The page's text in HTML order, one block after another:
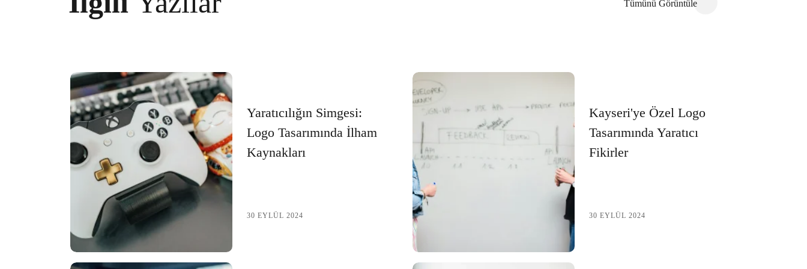
Yeni Trend Logo Tasarımı: Markanızı Öne Çıkaran Detaylar
Gölgelendirilmiş Logo Tasarımı: Markanızı Öne Çıkaran Detaylar
Serif Logo Tasarımı: Markanızı Güçlendirmenin Yolu
Muğla E-Ticaret Logo Tasarımı: Markanızı Öne Çıkaran Logo Tasarımı Nasıl Yapılır?
Web Tasarım ve Logo Oluşturma: Markanızı İnternetin Zirvesine Taşıyın
Giresun Web Tasarım Logo: Markanızı İnternette Öne Çıkarmanın Yolları
Kocaeli Logo Tasarımı Fiyatı: Profesyonel ve Etkili Marka Kimliği Oluşturma
Ağrı Logo Tasarımı Fiyatları: Profesyonel ve Etkili Marka Kimliği Oluşturma
Tümünü Görüntüle
Yaratıcılığın Simgesi:
Logo Tasarımında İlham
Kaynakları
30 EYLÜL 2024
Kayseri'ye Özel Logo
Tasarımında Yaratıcı
Fikirler
30 EYLÜL 2024